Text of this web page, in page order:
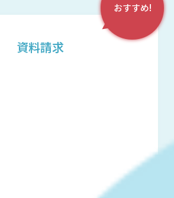
資料請求
おすすめ!